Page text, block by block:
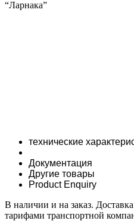
“Ларнака”
технические
Документация
Другие товары
Product Enquiry
В наличии и на заказ.
тарифами транспортной